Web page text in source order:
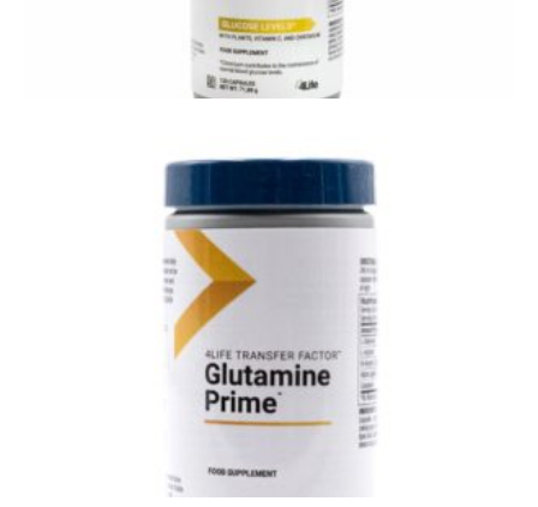
4Life GluCoach - insuline - bloedsuikerspiegel